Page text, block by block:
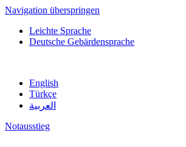
Navigation überspringen
Leichte Sprache
Deutsche Gebärdensprache
English
Türkçe
العربية
Notausstieg